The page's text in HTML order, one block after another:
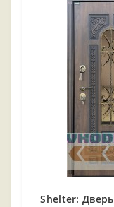
Shelter: